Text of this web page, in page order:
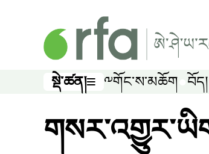
ནང་དོན་གཙོ་བོར་མཆོང་།
སྡེ་ཚན།
སྡེ་ཚན། ༸གོང་ས་མཆོག བོད།